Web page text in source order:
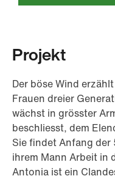
Projekt
Der böse Wind
Frauen dreier
wächst in grösster
beschliesst, dem
Sie findet Anfang der
ihrem Mann Arbeit in
Antonia ist ein